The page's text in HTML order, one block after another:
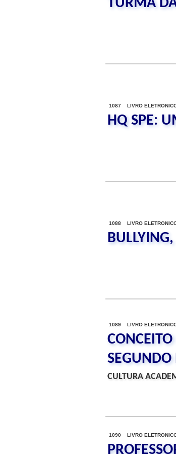
TURMA
1087 LIVRO
HQ SPE:
1088 LIVRO
1089 LIVRO
CULTURA
1090 LIVRO